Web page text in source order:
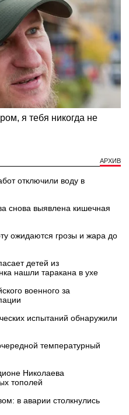
АРХИВ
отключили воду в
снова выявлена кишечная
ожидаются грозы и жара до
детей из
нашли таракана в ухе
военного за
испытаний обнаружили
температурный
Николаева
тополей
в аварии столкнулись